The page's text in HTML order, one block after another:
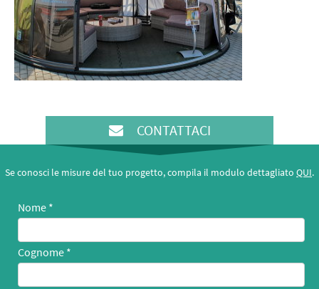
CONTATTACI
Se conosci le misure del tuo progetto, compila il modulo dettagliato QUI.
Nome
Cognome